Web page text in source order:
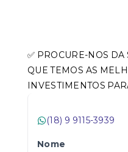
✅ PROCURE-NOS
QUE TEMOS AS
INVESTIMENTOS
(18) 9 9115-3939
Nome